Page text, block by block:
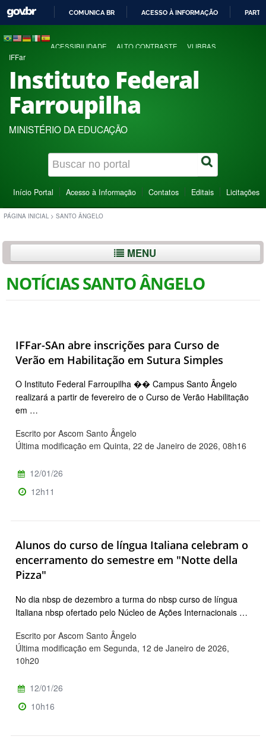
COMUNICA BR ACESSO À INFORMAÇÃO
ACESSIBILIDADE ALTO CONTRASTE VLIBRAS
IFFar
Instituto Federal
Farroupilha
MINISTÉRIO DA EDUCAÇÃO
Início Portal Acesso à Informação Contatos Editais Licitações
PÁGINA INICIAL > SANTO ÂNGELO
MENU
NOTÍCIAS SANTO ÂNGELO
IFFar-SAn abre inscrições para Curso de
Verão em Habilitação em Sutura Simples
O Instituto Federal Farroupilha �� Campus Santo Ângelo
realizará a partir de fevereiro de o Curso de Verão Habilitação
em …
Escrito por Ascom Santo Ângelo
Última modificação em Quinta, 22 de Janeiro de 2026, 08h16
12/01/26
12h11
Alunos do curso de língua Italiana celebram o
encerramento do semestre em "Notte della
Pizza"
No dia nbsp de dezembro a turma do nbsp curso de língua
Italiana nbsp ofertado pelo Núcleo de Ações Internacionais …
Escrito por Ascom Santo Ângelo
Última modificação em Segunda, 12 de Janeiro de 2026,
10h20
12/01/26
10h16